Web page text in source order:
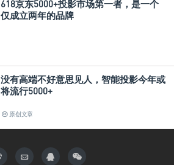
618京东5000+投影市场第一者，是一个
仅成立两年的品牌
没有高端不好意思见人，智能投影今年或
将流行5000+
原创文章